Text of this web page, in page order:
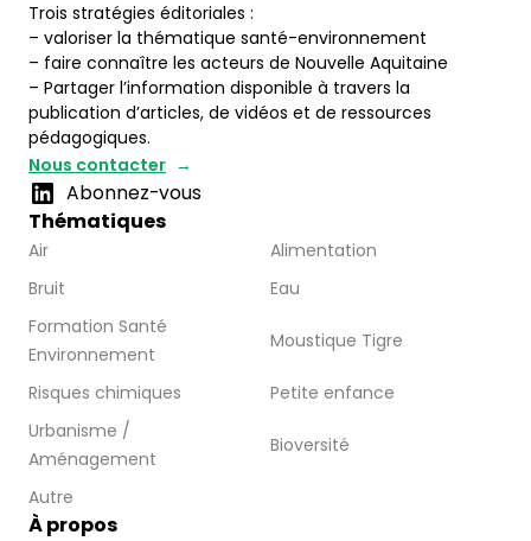
Trois stratégies éditoriales :
– valoriser la thématique santé-environnement
– faire connaître les acteurs de Nouvelle Aquitaine
– Partager l’information disponible à travers la
publication d’articles, de vidéos et de ressources
pédagogiques.
Nous contacter
Abonnez-vous
Thématiques
Air
Alimentation
Bruit
Eau
Formation Santé
Environnement
Moustique Tigre
Risques chimiques
Petite enfance
Urbanisme /
Aménagement
Bioversité
Autre
À propos